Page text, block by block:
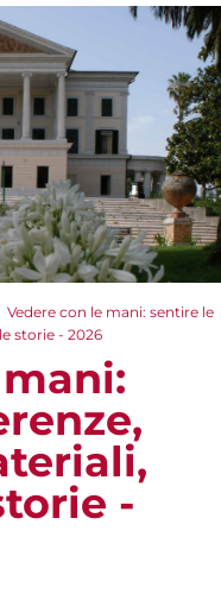
Vedere con le mani: sentire le
storie - 2026
-